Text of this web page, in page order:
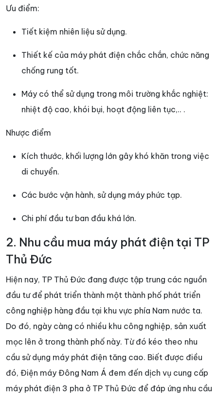
Ưu điểm:
Tiết kiệm nhiên liệu sử dụng.
Thiết kế của máy phát điện chắc chắn, chức năng
chống rung tốt.
Máy có thể sử dụng trong môi trường khắc nghiệt:
nhiệt độ cao, khói bụi, hoạt động liên tục,.. .
Nhược điểm
Kích thước, khối lượng lớn gây khó khăn trong việc
di chuyển.
Các bước vận hành, sử dụng máy phức tạp.
Chi phí đầu tư ban đầu khá lớn.
2. Nhu cầu mua máy phát điện tại TP
Thủ Đức
Hiện nay, TP Thủ Đức đang được tập trung các nguồn
đầu tư để phát triển thành một thành phố phát triển
công nghiệp hàng đầu tại khu vực phía Nam nước ta.
Do đó, ngày càng có nhiều khu công nghiệp, sản xuất
mọc lên ở trong thành phố này. Từ đó kéo theo nhu
cầu sử dụng máy phát điện tăng cao. Biết được điều
đó, Điện máy Đông Nam Á đem đến dịch vụ cung cấp
máy phát điện 3 pha ở TP Thủ Đức để đáp ứng nhu cầu